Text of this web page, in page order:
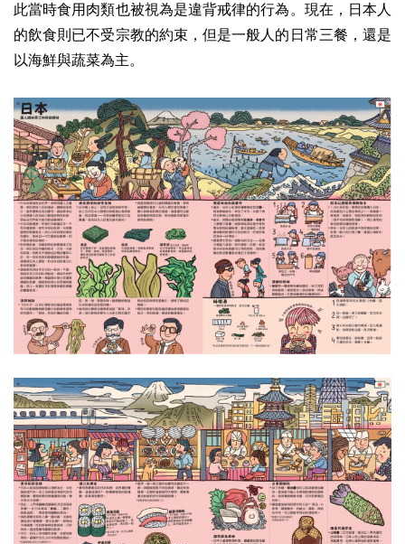
此當時食用肉類也被視為是違背戒律的行為。現在，日本人
的飲食則已不受宗教的約束，但是一般人的日常三餐，還是
以海鮮與蔬菜為主。